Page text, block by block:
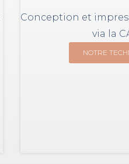
Conception et
via la
NOTRE